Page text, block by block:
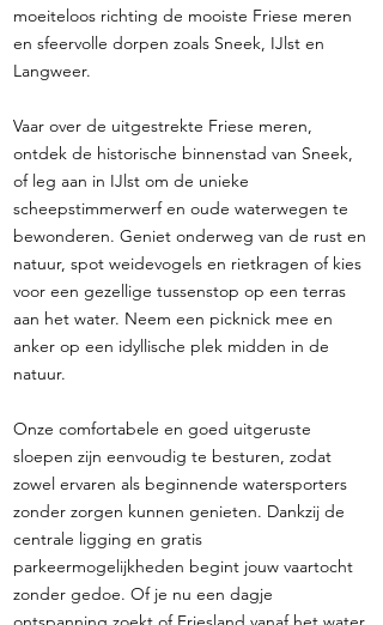
moeiteloos richting de mooiste Friese meren
en sfeervolle dorpen zoals Sneek, IJlst en
Langweer.
Vaar over de uitgestrekte Friese meren,
ontdek de historische binnenstad van Sneek,
of leg aan in IJlst om de unieke
scheepstimmerwerf en oude waterwegen te
bewonderen. Geniet onderweg van de rust en
natuur, spot weidevogels en rietkragen of kies
voor een gezellige tussenstop op een terras
aan het water. Neem een picknick mee en
anker op een idyllische plek midden in de
natuur.
Onze comfortabele en goed uitgeruste
sloepen zijn eenvoudig te besturen, zodat
zowel ervaren als beginnende watersporters
zonder zorgen kunnen genieten. Dankzij de
centrale ligging en gratis
parkeermogelijkheden begint jouw vaartocht
zonder gedoe. Of je nu een dagje